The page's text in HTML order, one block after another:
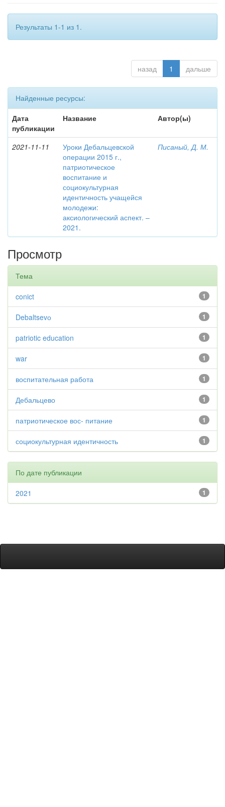
Результаты 1-1 из 1.
назад 1 дальше
Найденные ресурсы:
Дата
публикации
Название Автор(ы)
2021-11-11
Уроки Дебальцевской
операции 2015 г.,
патриотическое
воспитание и
социокультурная
идентичность учащейся
молодежи:
аксиологический аспект. –
2021.
Писаный, Д. М.
Просмотр
Тема
1
conict
1
Debaltsevо
1
patriotic education
1
war
1
воспитательная работа
1
Дебальцево
1
патриотическое вос- питание
1
социокультурная идентичность
По дате публикации
1
2021